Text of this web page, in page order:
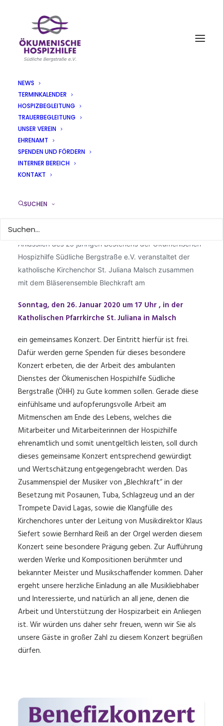
NEWS
TERMINKALENDER
HOSPIZBEGLEITUNG
TRAUERBEGLEITUNG
UNSER VEREIN
EHRENAMT
SPENDEN UND FÖRDERN
INTERNER BEREICH
KONTAKT
SUCHEN
AKTUELLES
Benefizkonzert „Lobe den Herrn
Anlässlich des 25 jährigen Bestehens der Ökumenischen
Hospizhilfe Südliche Bergstraße e.V. veranstaltet der
katholische Kirchenchor St. Juliana Malsch zusammen
mit dem Bläserensemble Blechkraft am
Sonntag, den 26. Januar 2020 um 17 Uhr , in der
Katholischen Pfarrkirche St. Juliana in Malsch
ein gemeinsames Konzert. Der Eintritt hierfür ist frei.
Dafür werden gerne Spenden für dieses besondere
Konzert erbeten, die der Arbeit des ambulanten
Dienstes der Ökumenischen Hospizhilfe Südliche
Bergstraße (ÖHH) zu Gute kommen sollen. Gerade diese
einfühlsame und aufopferungsvolle Arbeit am
Mitmenschen am Ende des Lebens, welches die
Mitarbeiter und Mitarbeiterinnen der Hospizhilfe
ehrenamtlich und somit unentgeltlich leisten, soll durch
dieses gemeinsame Konzert entsprechend gewürdigt
und Wertschätzung entgegengebracht werden. Das
Zusammenspiel der Musiker von „Blechkraft“ in der
Besetzung mit Posaunen, Tuba, Schlagzeug und an der
Trompete David Lagas, sowie die Klangfülle des
Kirchenchores unter der Leitung von Musikdirektor Klaus
Siefert sowie Bernhard Reiß an der Orgel werden diesem
Konzert seine besondere Prägung geben. Zur Aufführung
werden Werke und Kompositionen berühmter und
bekannter Meister und Musikschaffender kommen. Daher
ergeht unsere herzliche Einladung an alle Musikliebhaber
und Interessierte, und natürlich an all jene, denen die
Arbeit und Unterstützung der Hospizarbeit ein Anliegen
ist. Wir würden uns daher sehr freuen, wenn wir Sie als
unsere Gäste in großer Zahl zu diesem Konzert begrüßen
dürfen.